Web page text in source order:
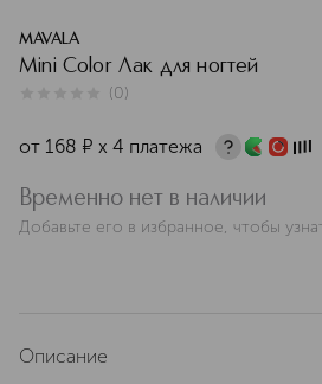
MAVALA
Mini Color Лак для ногтей
(0)
от 168 ¤ х 4 платежа
Временно нет в наличии
Добавьте его в избранное, чтобы
Описание